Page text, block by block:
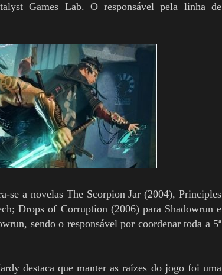
Games Lab. O responsável pela linha de
se a novelas The Scorpion Jar (2004), Principles
Drops of Corruption (2006) para Shadowrun e
sendo o responsável por coordenar toda a 5ª
destaca que manter as raízes do jogo foi uma